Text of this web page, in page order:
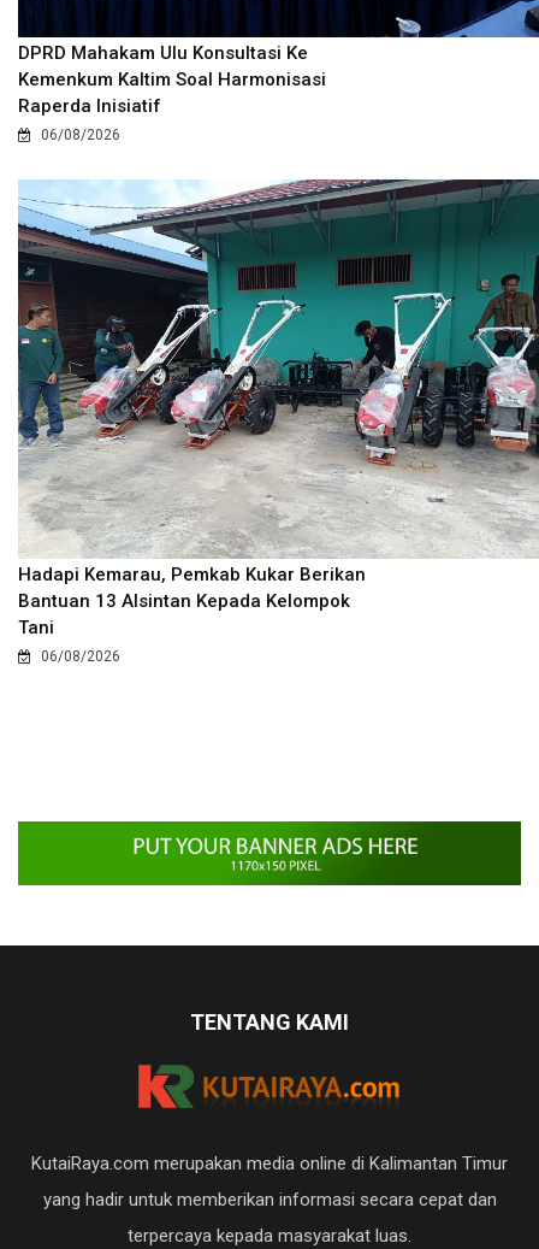
DPRD Mahakam Ulu Konsultasi Ke
Kemenkum Kaltim Soal Harmonisasi
Raperda Inisiatif
06/08/2026
Hadapi Kemarau, Pemkab Kukar Berikan
Bantuan 13 Alsintan Kepada Kelompok
Tani
06/08/2026
TENTANG KAMI
KutaiRaya.com merupakan media online di Kalimantan Timur
yang hadir untuk memberikan informasi secara cepat dan
terpercaya kepada masyarakat luas.